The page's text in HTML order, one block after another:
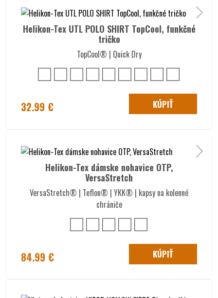
Helikon-Tex UTL POLO SHIRT TopCool, funkčné
tričko
TopCool® | Quick Dry
32.99 € KÚPIŤ
Helikon-Tex dámske nohavice OTP,
VersaStretch
VersaStretch® | Teflon® | YKK® | kapsy na kolenné
chrániče
84.99 € KÚPIŤ